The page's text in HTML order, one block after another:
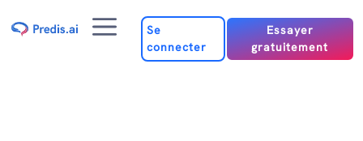
au
Menu
Se
connecter
Essayer
gratuitement